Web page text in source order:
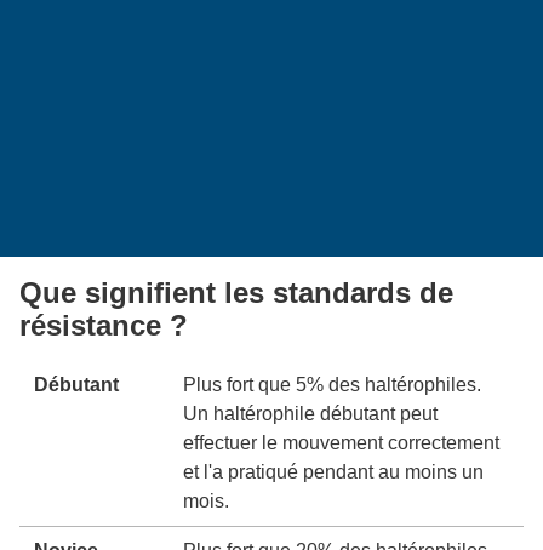
Que signifient les standards de
résistance ?
Débutant
Plus fort que 5% des haltérophiles.
Un haltérophile débutant peut
effectuer le mouvement correctement
et l'a pratiqué pendant au moins un
mois.